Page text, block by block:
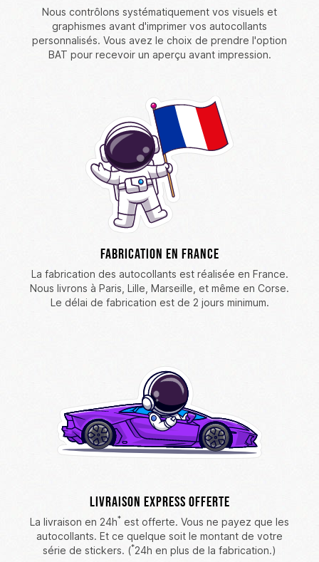
Nous contrôlons systématiquement vos visuels et
graphismes avant d'imprimer vos autocollants
personnalisés. Vous avez le choix de prendre l'option
BAT pour recevoir un aperçu avant impression.
Fabrication en France
La fabrication des autocollants est réalisée en France.
Nous livrons à Paris, Lille, Marseille, et même en Corse.
Le délai de fabrication est de 2 jours minimum.
Livraison Express Offerte
La livraison en 24h* est offerte. Vous ne payez que les
autocollants. Et ce quelque soit le montant de votre
série de stickers. (*24h en plus de la fabrication.)